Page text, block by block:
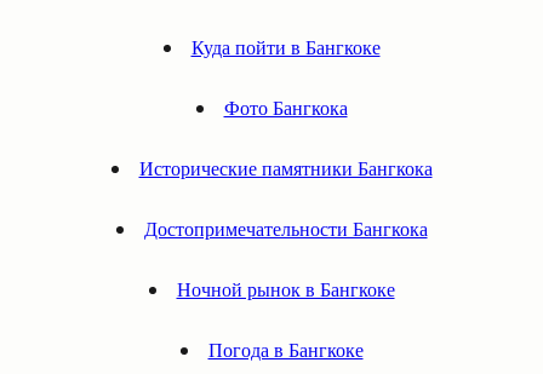
Куда пойти в Бангкоке
Фото Бангкока
Исторические памятники Бангкока
Достопримечательности Бангкока
Ночной рынок в Бангкоке
Погода в Бангкоке